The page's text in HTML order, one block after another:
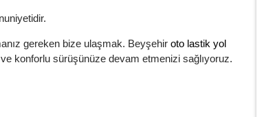
gereken bize ulaşmak. Beyşehir oto lastik yol
konforlu sürüşünüze devam etmenizi sağlıyoruz.